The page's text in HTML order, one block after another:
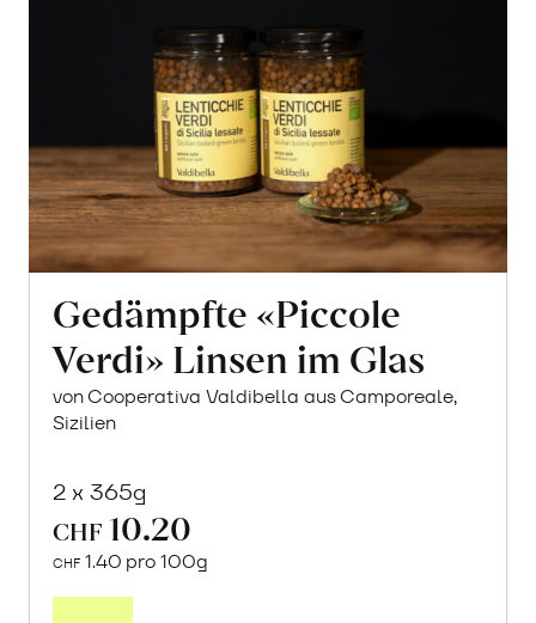
Gedämpfte «Piccole
Verdi» Linsen im Glas
von Cooperativa Valdibella aus Camporeale,
Sizilien
2 x 365g
CHF 10.20
CHF 1.40 pro 100g